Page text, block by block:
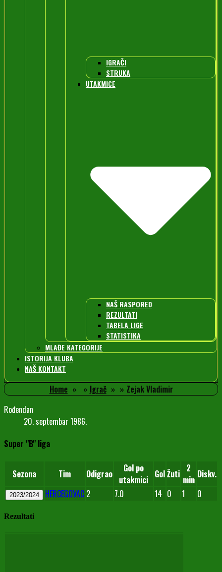
IGRAČI
STRUKA
UTAKMICE
NAŠ RASPORED
REZULTATI
TABELA LIGE
STATISTIKA
MLAĐE KATEGORIJE
ISTORIJA KLUBA
NAŠ KONTAKT
Home Igrač
Zejak Vladimir
Rođendan
20. septembar 1986.
Super "B" liga
Sezona Tim Odigrao
Gol po
utakmici GolŽuti 2
min Diskv.
2023/2024 HERCEGOVAC 2 7.0 14 0 1 0
Rezultati